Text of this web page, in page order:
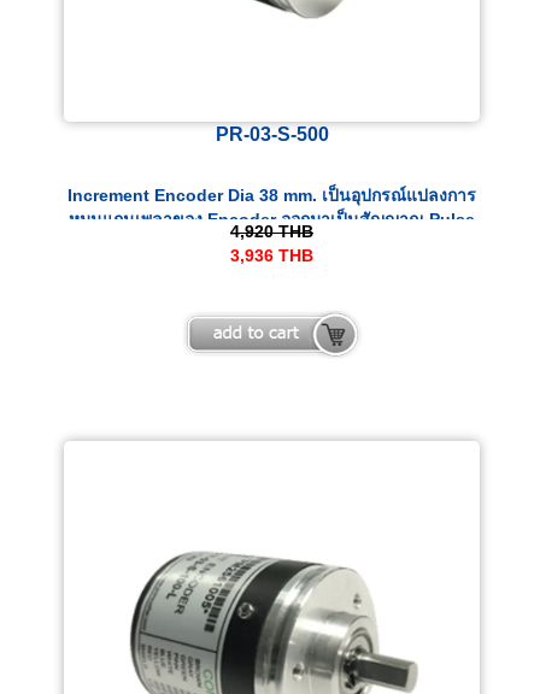
PR-03-S-500
Increment Encoder Dia 38 mm. เป็นอุปกรณ์แปลงการ
หมุนแกนเพลาของ Encoder ออกมาเป็นสัญญาณ Pulse
ทางไฟฟ้า
4,920 THB
3,936 THB